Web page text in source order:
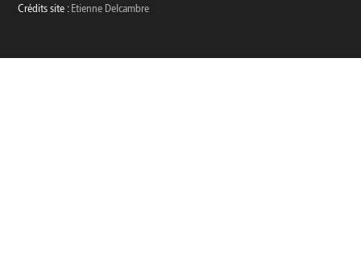
Crédits site : Etienne Delcambre